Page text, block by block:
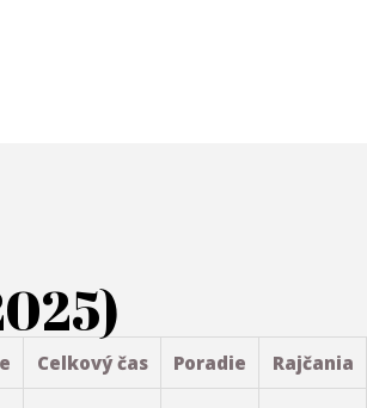
Celkový čas Poradie Rajčania